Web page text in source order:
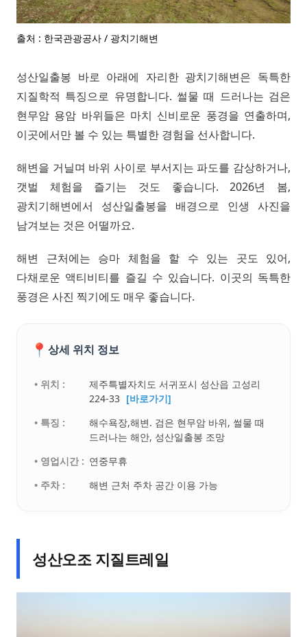
출처 : 한국관광공사 / 광치기해변
성산일출봉 바로 아래에 자리한 광치기해변은 독특한
지질학적 특징으로 유명합니다. 썰물 때 드러나는 검은
현무암 용암 바위들은 마치 신비로운 풍경을 연출하며,
이곳에서만 볼 수 있는 특별한 경험을 선사합니다.
해변을 거닐며 바위 사이로 부서지는 파도를 감상하거나,
갯벌 체험을 즐기는 것도 좋습니다. 2026년 봄,
광치기해변에서 성산일출봉을 배경으로 인생 사진을
남겨보는 것은 어떨까요.
해변 근처에는 승마 체험을 할 수 있는 곳도 있어,
다채로운 액티비티를 즐길 수 있습니다. 이곳의 독특한
풍경은 사진 찍기에도 매우 좋습니다.
📍 상세 위치 정보
• 위치 :
제주특별자치도 서귀포시 성산읍 고성리
224-33 [바로가기]
• 특징 :
해수욕장,해변. 검은 현무암 바위, 썰물 때
드러나는 해안, 성산일출봉 조망
• 영업시간 : 연중무휴
• 주차 :
해변 근처 주차 공간 이용 가능
성산오조 지질트레일